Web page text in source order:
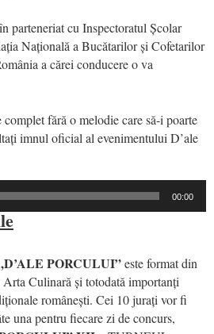
parteneriat cu Inspectoratul Școlar
Națională a Bucătarilor și Cofetarilor
a cărei conducere o va
fără o melodie care să-i poarte
imnul oficial al evenimentului D’ale
00:00
PORCULUI”este format din
Culinară și totodată importanți
românești. Cei 10 jurați vor fi
una pentru fiecare zi de concurs,